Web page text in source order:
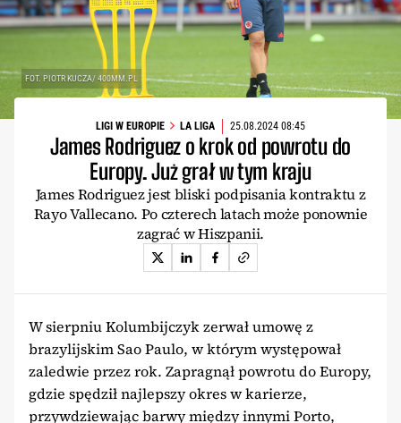
FOT. PIOTR KUCZA/ 400MM.PL
LIGI W EUROPIE LA LIGA 25.08.2024 08:45
James Rodriguez o krok od powrotu do
Europy. Już grał w tym kraju
James Rodriguez jest bliski podpisania kontraktu z
Rayo Vallecano. Po czterech latach może ponownie
zagrać w Hiszpanii.
W sierpniu Kolumbijczyk zerwał umowę z
brazylijskim Sao Paulo, w którym występował
zaledwie przez rok. Zapragnął powrotu do Europy,
gdzie spędził najlepszy okres w karierze,
przywdziewając barwy między innymi Porto,